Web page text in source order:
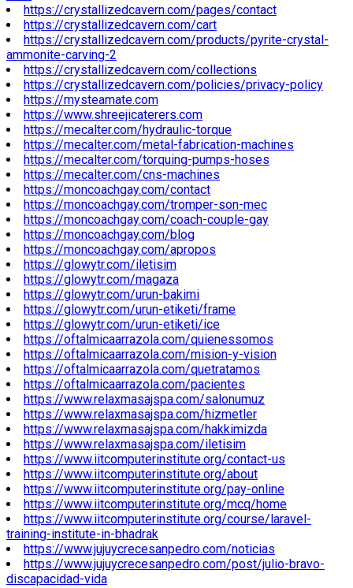
https://crystallizedcavern.com/pages/contact
https://crystallizedcavern.com/cart
https://crystallizedcavern.com/products/pyrite-crystal-
ammonite-carving-2
https://crystallizedcavern.com/collections
https://crystallizedcavern.com/policies/privacy-policy
https://mysteamate.com
https://www.shreejicaterers.com
https://mecalter.com/hydraulic-torque
https://mecalter.com/metal-fabrication-machines
https://mecalter.com/torquing-pumps-hoses
https://mecalter.com/cns-machines
https://moncoachgay.com/contact
https://moncoachgay.com/tromper-son-mec
https://moncoachgay.com/coach-couple-gay
https://moncoachgay.com/blog
https://moncoachgay.com/apropos
https://glowytr.com/iletisim
https://glowytr.com/magaza
https://glowytr.com/urun-bakimi
https://glowytr.com/urun-etiketi/frame
https://glowytr.com/urun-etiketi/ice
https://oftalmicaarrazola.com/quienessomos
https://oftalmicaarrazola.com/mision-y-vision
https://oftalmicaarrazola.com/quetratamos
https://oftalmicaarrazola.com/pacientes
https://www.relaxmasajspa.com/salonumuz
https://www.relaxmasajspa.com/hizmetler
https://www.relaxmasajspa.com/hakkimizda
https://www.relaxmasajspa.com/iletisim
https://www.iitcomputerinstitute.org/contact-us
https://www.iitcomputerinstitute.org/about
https://www.iitcomputerinstitute.org/pay-online
https://www.iitcomputerinstitute.org/mcq/home
https://www.iitcomputerinstitute.org/course/laravel-
training-institute-in-bhadrak
https://www.jujuycrecesanpedro.com/noticias
https://www.jujuycrecesanpedro.com/post/julio-bravo-
discapacidad-vida